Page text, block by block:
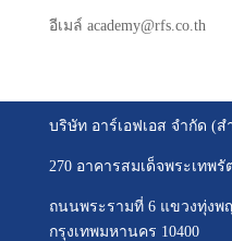
อีเมล์ academy@rfs.co.th
บริษัท อาร์เอฟเอส จำกัด (
270 อาคารสมเด็จพระเทพ
ถนนพระรามที่ 6 แขวงทุ่งพ
กรุงเทพมหานคร 10400